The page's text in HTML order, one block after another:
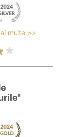
multe >>